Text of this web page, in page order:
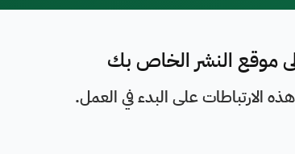
موقع النشر الخاص بك
الارتباطات على البدء في العمل.